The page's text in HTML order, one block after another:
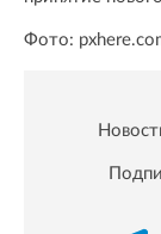
Фото: